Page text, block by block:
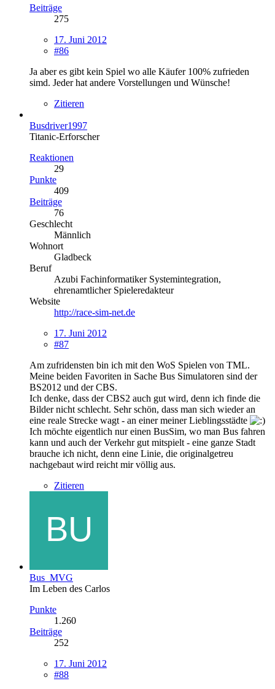
Beiträge
275
17. Juni 2012
#86
Ja aber es gibt kein Spiel wo alle Käufer 100% zufrieden
simd. Jeder hat andere Vorstellungen und Wünsche!
Zitieren
Busdriver1997
Titanic-Erforscher
Reaktionen
29
Punkte
409
Beiträge
76
Geschlecht
Männlich
Wohnort
Gladbeck
Beruf
Azubi Fachinformatiker Systemintegration,
ehrenamtlicher Spieleredakteur
Website
http://race-sim-net.de
17. Juni 2012
#87
Am zufridensten bin ich mit den WoS Spielen von TML.
Meine beiden Favoriten in Sache Bus Simulatoren sind der
BS2012 und der CBS.
Ich denke, dass der CBS2 auch gut wird, denn ich finde die
Bilder nicht schlecht. Sehr schön, dass man sich wieder an
eine reale Strecke wagt - an einer meiner Lieblingsstädte
Ich möchte eigentlich nur einen BusSim, wo man Bus fahren
kann und auch der Verkehr gut mitspielt - eine ganze Stadt
brauche ich nicht, denn eine Linie, die originalgetreu
nachgebaut wird reicht mir völlig aus.
Zitieren
Bus_MVG
Im Leben des Carlos
Punkte
1.260
Beiträge
252
17. Juni 2012
#88